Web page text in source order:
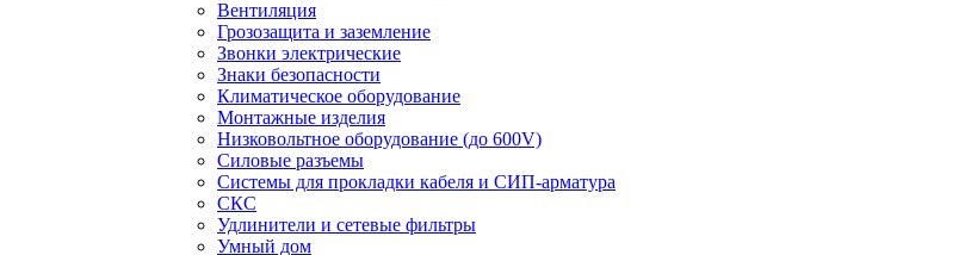
Вентиляция
Грозозащита и заземление
Звонки электрические
Знаки безопасности
Климатическое оборудование
Монтажные изделия
Низковольтное оборудование (до 600V)
Силовые разъемы
Системы для прокладки кабеля и СИП-арматура
СКС
Удлинители и сетевые фильтры
Умный дом